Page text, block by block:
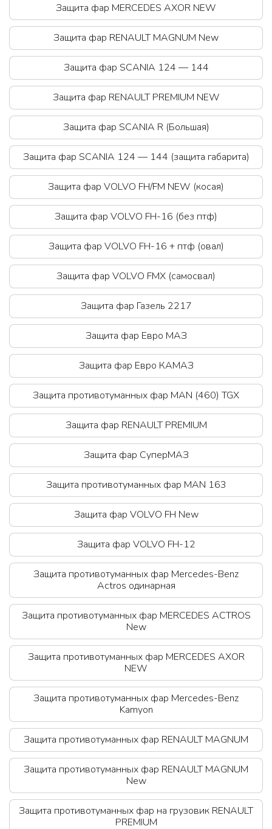
Защита фар MERCEDES AXOR NEW
Защита фар RЕNAULT MAGNUM New
Защита фар SCANIA 124 — 144
Защита фар RЕNAULT PREMIUM NEW
Защита фар SCANIA R (Большая)
Защита фар SCANIA 124 — 144 (защита габарита)
Защита фар VOLVO FH/FM NEW (косая)
Защита фар VOLVO FH-16 (без птф)
Защита фар VOLVO FH-16 + птф (овал)
Защита фар VOLVO FMX (самосвал)
Защита фар Газель 2217
Защита фар Евро МАЗ
Защита фар Евро КАМАЗ
Защита противотуманных фар MAN (460) TGX
Защита фар RЕNAULT PREMIUM
Защита фар СуперМАЗ
Защита противотуманных фар MAN 163
Защита фар VOLVO FH New
Защита фар VOLVO FH-12
Защита противотуманных фар Mercedes-Benz
Actros одинарная
Защита противотуманных фар MERCEDES ACTROS
New
Защита противотуманных фар MERCEDES AXOR
NEW
Защита противотуманных фар Mercedes-Benz
Kamyon
Защита противотуманных фар RЕNAULT MAGNUM
Защита противотуманных фар RЕNAULT MAGNUM
New
Защита противотуманных фар на грузовик RЕNAULT
PREMIUM